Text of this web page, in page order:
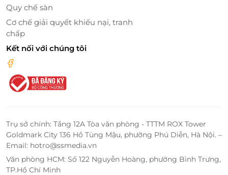
Quy chế sàn
Cơ chế giải quyết khiếu nại, tranh
chấp
Kết nối với chúng tôi
Trụ sở chính: Tầng 12A Tòa văn phòng - TTTM ROX Tower
Goldmark City 136 Hồ Tùng Mậu, phường Phú Diễn, Hà Nội. –
Email: hotro@ssmedia.vn
Văn phòng HCM: Số 122 Nguyễn Hoàng, phường Bình Trưng,
TP.Hồ Chí Minh